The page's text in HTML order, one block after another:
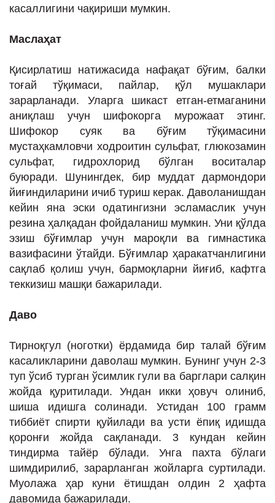
касаллигини чақириши мумкин.
Маслаҳат
Қисирлатиш натижасида нафақат бўғим, балки
тоғай тўқимаси, пайлар, қўл мушаклари
зарарланади. Уларга шикаст етган-етмаганини
аниқлаш учун шифокорга мурожаат этинг.
Шифокор суяк ва бўғим тўқимасини
мустаҳкамловчи ходроитин сульфат, глюкозамин
сульфат, гидрохлорид бўлган воситалар
буюради. Шунингдек, бир муддат дармондори
йиғиндиларини ичиб туриш керак. Даволанишдан
кейин яна эски одатингизни эсламаслик учун
резина ҳалқадан фойдаланиш мумкин. Уни қўлда
эзиш бўғимлар учун мароқли ва гимнастика
вазифасини ўтайди. Бўғимлар ҳаракатчанлигини
сақлаб қолиш учун, бармоқларни йиғиб, кафтга
теккизиш машқи бажарилади.
Даво
Тирноқгул (ноготки) ёрдамида бир талай бўғим
касаликларини даволаш мумкин. Бунинг учун 2-3
туп ўсиб турган ўсимлик гули ва барглари салқин
жойда қуритилади. Ундан икки ҳовуч олиниб,
шиша идишга солинади. Устидан 100 грамм
тиббиёт спирти қуйилади ва усти ёпиқ идишда
қоронғи жойда сақланади. 3 кундан кейин
тиндирма тайёр бўлади. Унга пахта бўлаги
шимдирилиб, зарарланган жойларга суртилади.
Муолажа ҳар куни ётишдан олдин 2 ҳафта
давомида бажарилади.